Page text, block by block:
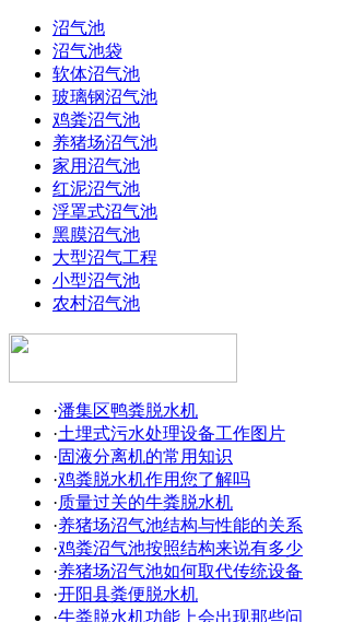
沼气池
沼气池袋
软体沼气池
玻璃钢沼气池
鸡粪沼气池
养猪场沼气池
家用沼气池
红泥沼气池
浮罩式沼气池
黑膜沼气池
大型沼气工程
小型沼气池
农村沼气池
·潘集区鸭粪脱水机
·土埋式污水处理设备工作图片
·固液分离机的常用知识
·鸡粪脱水机作用您了解吗
·质量过关的牛粪脱水机
·养猪场沼气池结构与性能的关系
·鸡粪沼气池按照结构来说有多少
·养猪场沼气池如何取代传统设备
·开阳县粪便脱水机
·牛粪脱水机功能上会出现那些问